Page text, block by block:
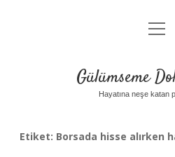
Anasayfa
Yasal
aç
Gülümseme
Hayatına neşe katan
Etiket: Borsada hisse alırken